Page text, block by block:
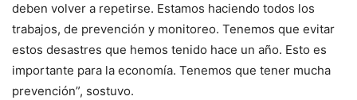
deben volver a repetirse. Estamos haciendo todos los
trabajos, de prevención y monitoreo. Tenemos que evitar
estos desastres que hemos tenido hace un año. Esto es
importante para la economía. Tenemos que tener mucha
prevención”, sostuvo.